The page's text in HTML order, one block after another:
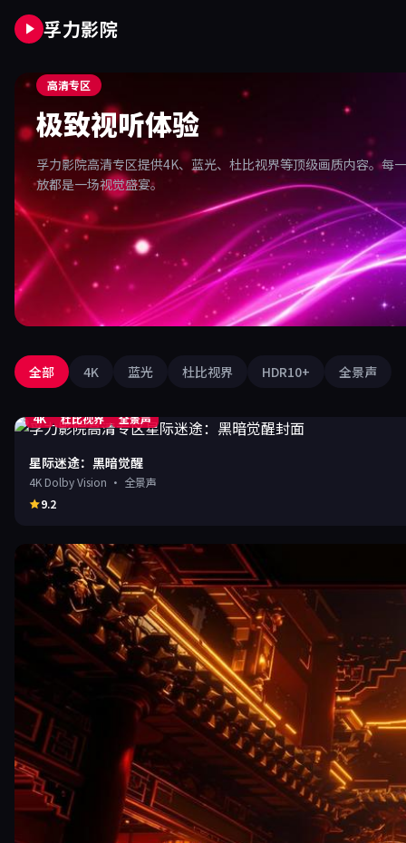
孚力影院
高清专区
极致视听体验
孚力影院高清专区提供4K、蓝光、杜比视界等顶级画质内容。每
放都是一场视觉盛宴。
全部 4K 蓝光 杜比视界 HDR10+ 全景声
4K 杜比视界 全景声
星际迷途：黑暗觉醒
4K Dolby Vision · 全景声
9.2